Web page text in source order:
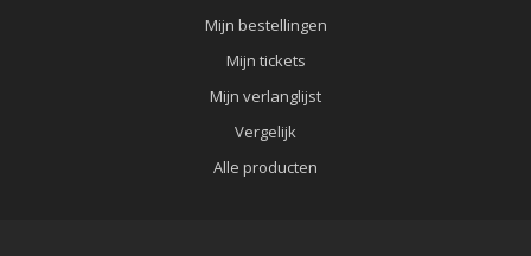
Mijn bestellingen
Mijn tickets
Mijn verlanglijst
Vergelijk
Alle producten